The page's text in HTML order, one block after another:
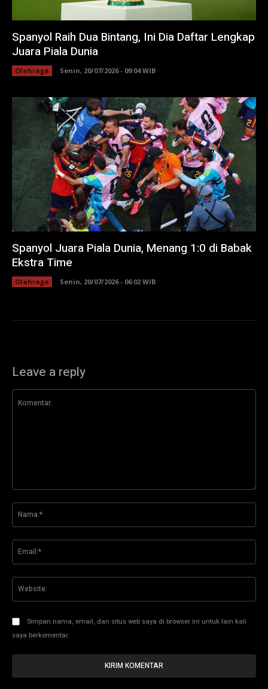
Spanyol Raih Dua Bintang, Ini Dia Daftar Lengkap
Juara Piala Dunia
Olahraga Senin, 20/07/2026 - 09:04 WIB
Spanyol Juara Piala Dunia, Menang 1:0 di Babak
Ekstra Time
Olahraga Senin, 20/07/2026 - 06:02 WIB
Leave a reply
Simpan nama, email, dan situs web saya di browser ini untuk lain kali
saya berkomentar.